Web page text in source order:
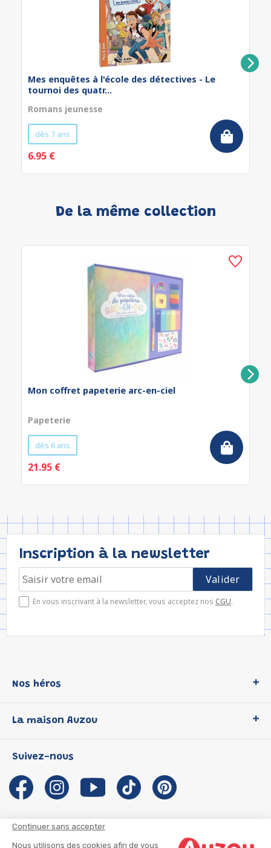
Continuer sans accepter
Nous utilisons des cookies afin de vous
Mes enquêtes à l'école des détectives - Le
tournoi des quatr...
Romans jeunesse
dès 7 ans
6.95 €
De la même collection
Mon coffret papeterie arc-en-ciel
Papeterie
dès 6 ans
21.95 €
Inscription à la newsletter
En vous inscrivant à la newsletter, vous acceptez nos CGU.
Nos héros
P'tit Loup
Les Influenceuses
Migali
Petite Taupe
La maison Auzou
Notre histoire
Auzou s'engage
Auteurs et illustrateurs Auzou
Suivez-nous